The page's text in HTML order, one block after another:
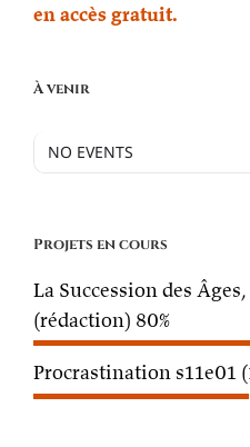
en accès gratuit.
À venir
NO EVENTS
Projets en cours
La Succession des
(rédaction) 80%
Procrastination s11e01